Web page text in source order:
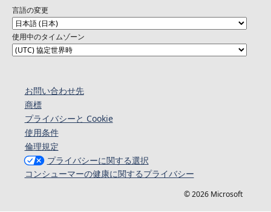
言語の変更
使用中のタイムゾーン
お問い合わせ先
商標
プライバシーと Cookie
使用条件
倫理規定
プライバシーに関する選択
コンシューマーの健康に関するプライバシー
© 2026 Microsoft